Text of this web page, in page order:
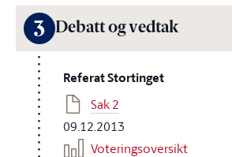
3 Debatt og vedtak
Referat Stortinget
Sak 2
09.12.2013
Voteringsoversikt